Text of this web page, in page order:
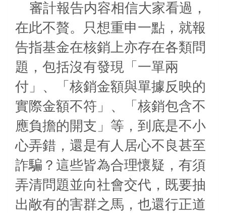
審計報告内容相信大家看過，
在此不贅。只想重申一點，就報
告指基金在核銷上亦存在各類問
題，包括沒有發現「一單兩
付」、「核銷金額與單據反映的
實際金額不符」、「核銷包含不
應負擔的開支」等，到底是不小
心弄錯，還是有人居心不良甚至
詐騙？這些皆為合理懷疑，有須
弄清問題並向社會交代，既要抽
出敞有的害群之馬，也還行正道